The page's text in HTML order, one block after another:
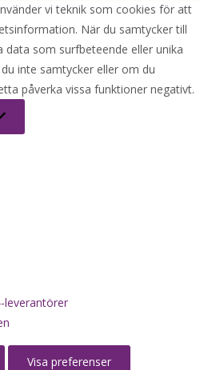
vi teknik som cookies för att
När du samtycker till
data som surfbeteende eller unika
inte samtycker eller om du
påverka vissa funktioner negativt.
leverantörer
Visa preferenser